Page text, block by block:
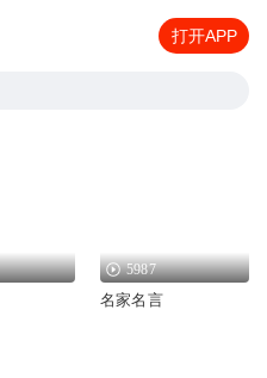
打开APP
5987
名家名言